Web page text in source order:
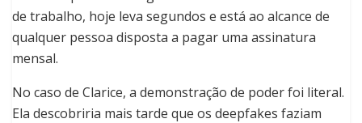
de trabalho, hoje leva segundos e está ao alcance de
qualquer pessoa disposta a pagar uma assinatura
mensal.
No caso de Clarice, a demonstração de poder foi literal.
Ela descobriria mais tarde que os deepfakes faziam